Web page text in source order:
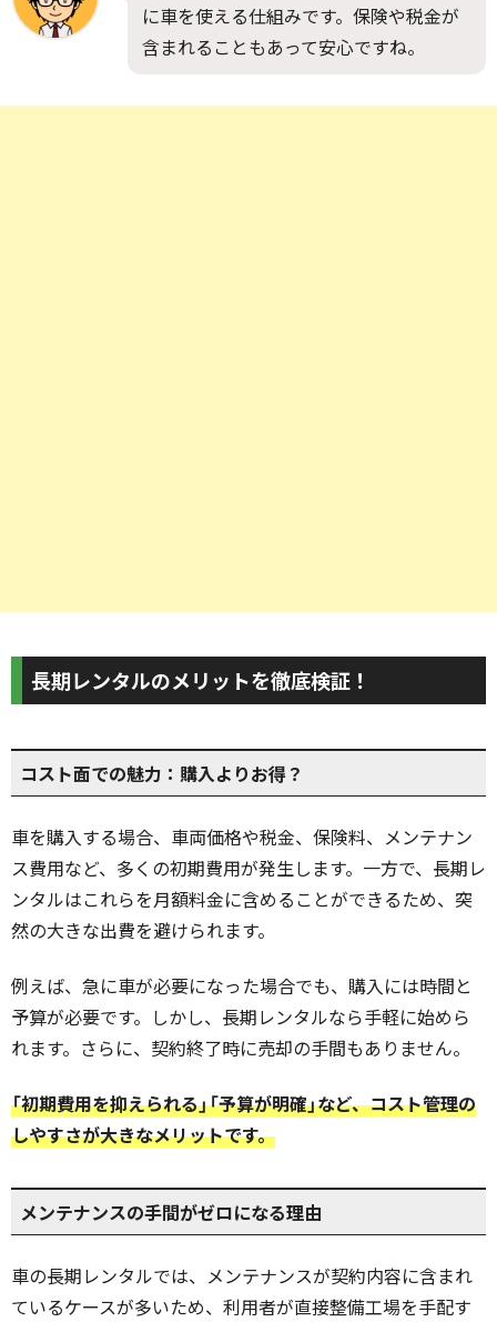
に車を使える仕組みです。保険や税金が
含まれることもあって安心ですね。
長期レンタルのメリットを徹底検証！
コスト面での魅力：購入よりお得？
車を購入する場合、車両価格や税金、保険料、メンテナン
ス費用など、多くの初期費用が発生します。一方で、長期レ
ンタルはこれらを月額料金に含めることができるため、突
然の大きな出費を避けられます。
例えば、急に車が必要になった場合でも、購入には時間と
予算が必要です。しかし、長期レンタルなら手軽に始めら
れます。さらに、契約終了時に売却の手間もありません。
「初期費用を抑えられる」「予算が明確」など、コスト管理の
しやすさが大きなメリットです。
メンテナンスの手間がゼロになる理由
車の長期レンタルでは、メンテナンスが契約内容に含まれ
ているケースが多いため、利用者が直接整備工場を手配す